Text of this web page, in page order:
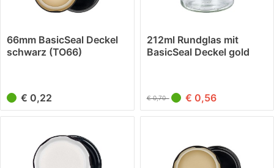
66mm BasicSeal Deckel
schwarz (TO66)
€ 0,22
212ml Rundglas mit
BasicSeal Deckel gold
€ 0,70 € 0,56